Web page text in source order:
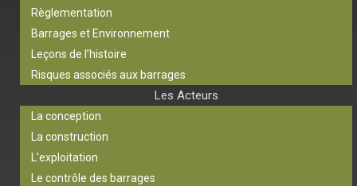
Règlementation
Barrages et Environnement
Leçons de l’histoire
Risques associés aux barrages
Les Acteurs
La conception
La construction
L’exploitation
Le contrôle des barrages